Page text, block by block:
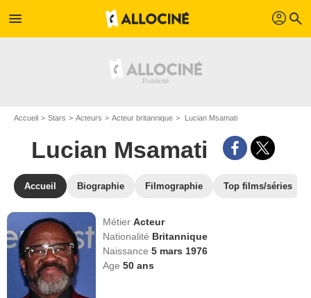
menu profil search
Accueil Stars Acteurs Acteur britannique Lucian Msamati
Lucian Msamati
Accueil Biographie Filmographie Top films/séries
MétierActeur
Nationalité Britannique
Naissance5 mars 1976
Age50 ans